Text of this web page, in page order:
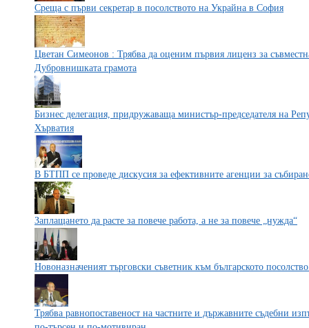
Среща с първи секретар в посолството на Украйна в София
Цветан Симеонов : Трябва да оценим първия лиценз за
Дубровнишката грамота
Бизнес делегация, придружаваща министър-председателя на
Хърватия
В БТПП се проведе дискусия за ефективните агенции за
Заплащането да расте за повече работа, а не за повече „нужда“
Новоназначеният търговски съветник към българското
Трябва равнопоставеност на частните и държавните съдебни